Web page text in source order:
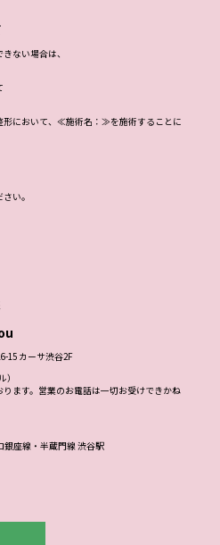
ない場合は、
において、≪施術名：≫を施術することに
い。
15 カーサ渋谷2F
ます。営業のお電話は一切お受けできかね
銀座線・半蔵門線 渋谷駅